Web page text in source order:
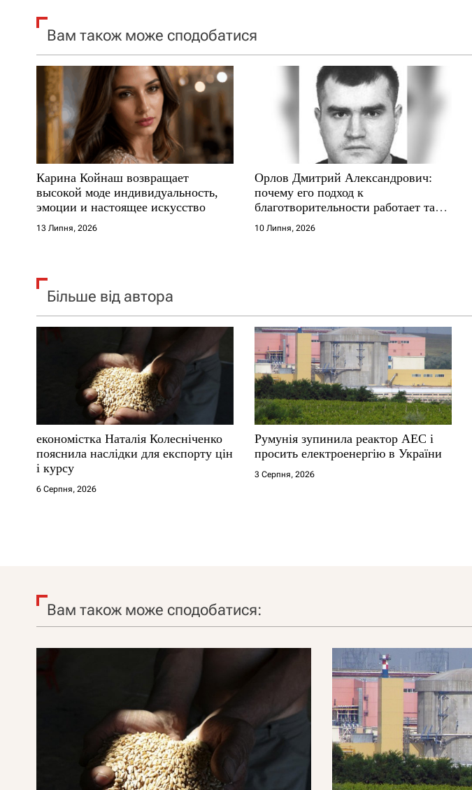
я
а
п
и
с
і
в
Вам також може сподобатися
Карина Койнаш возвращает
высокой моде индивидуальность,
эмоции и настоящее искусство
13 Липня, 2026
Орлов Дмитрий Александрович:
почему его подход к
благотворительности работает там,
где другие не выдерживают
10 Липня, 2026
Більше від автора
економістка Наталія Колесніченко
пояснила наслідки для експорту цін
і курсу
6 Серпня, 2026
Румунія зупинила реактор АЕС і
просить електроенергію в України
3 Серпня, 2026
Вам також може сподобатися: